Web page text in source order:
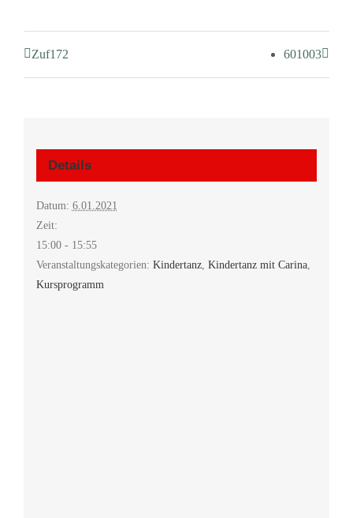
Zuf172 601003
Details
Datum: 6.01.2021
Zeit:
15:00 - 15:55
Veranstaltungskategorien: Kindertanz, Kindertanz mit Carina,
Kursprogramm